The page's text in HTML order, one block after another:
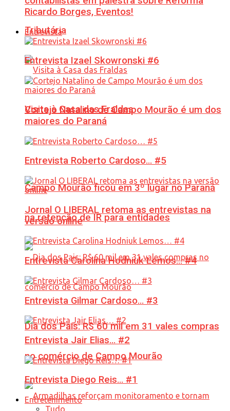
Tributária
Visita à Casa das Fraldas
Campo Mourão ficou em 3º lugar no Paraná
na retenção de IR para entidades
Dia dos Pais: R$ 60 mil em 31 vales compras
no comércio de Campo Mourão
Ricardo Borges, Eventos!
Entrevista
Entrevista Izael Skowronski #6
Cortejo Natalino de Campo Mourão é um dos
maiores do Paraná
Entrevista Roberto Cardoso… #5
Jornal O LIBERAL retoma as entrevistas na
versão online
Entrevista Carolina Hodniuk Lemos… #4
Entrevista Gilmar Cardoso… #3
Entrevista Jair Elias… #2
Entrevista Diego Reis… #1
Entretenimento
Tudo